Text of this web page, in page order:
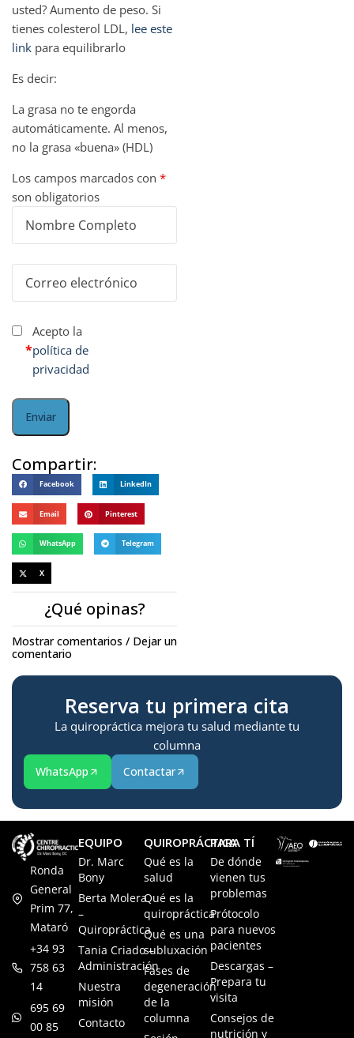
usted? Aumento de peso. Si
tienes colesterol LDL, lee este
link para equilibrarlo
Es decir:
La grasa no te engorda
automáticamente. Al menos,
no la grasa «buena» (HDL)
Los campos marcados con *
son obligatorios
*
Acepto la
política de
privacidad
Compartir:
Facebook LinkedIn
Email Pinterest
WhatsApp Telegram
X
¿Qué opinas?
Mostrar comentarios / Dejar un
comentario
Reserva tu primera cita
La quiropráctica mejora tu salud mediante tu
columna
WhatsApp Contactar
Ronda
General
Prim 77,
Mataró
+34 93
758 63
14
695 69
00 85
EQUIPO
Dr. Marc
Bony
Berta Molera
–
Quiropráctica
Tania Criado –
Administración
Nuestra
misión
Contacto
QUIROPRÁCTICA
Qué es la
salud
Qué es la
quiropráctica
Qué es una
subluxación
Fases de
degeneración
de la
columna
PARA TÍ
De dónde
vienen tus
problemas
Prótocolo
para nuevos
pacientes
Descargas –
Prepara tu
visita
Consejos de
nutrición y